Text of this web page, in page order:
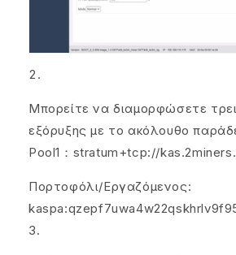
Μπορείτε να διαμορφώσετε
εξόρυξης με το ακόλουθο
Pool1：stratum+tcp://
Πορτοφόλι/Εργαζόμενος: